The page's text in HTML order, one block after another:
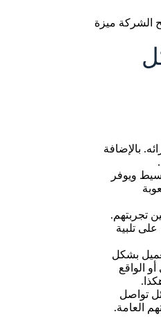
الشركة ميزة
بالإضافة
ويوفر
تجربتهم.
تلبية
بشكل
الواقع
تواصل
العامة.